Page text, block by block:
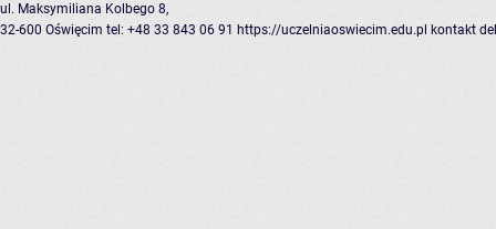
ul. Maksymiliana Kolbego 8,
32-600 Oświęcim tel: +48 33 843 06 91 https://uczelniaoswiecim.edu.pl kontakt